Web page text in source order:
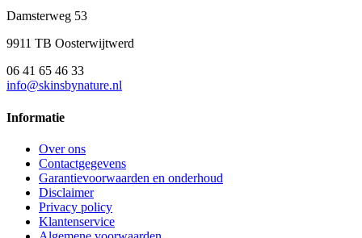
Damsterweg 53
9911 TB Oosterwijtwerd
06 41 65 46 33
info@skinsbynature.nl
Informatie
Over ons
Contactgegevens
Garantievoorwaarden en onderhoud
Disclaimer
Privacy policy
Klantenservice